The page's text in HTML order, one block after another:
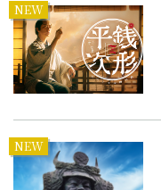
NEW
NEW